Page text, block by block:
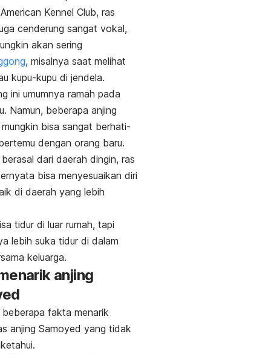
Kennel Club, ras
cenderung sangat vokal,
akan sering
, misalnya saat melihat
kupu-kupu di jendela.
ini umumnya ramah pada
Namun, beberapa anjing
bisa sangat berhati-
dengan orang baru.
dari daerah dingin, ras
bisa menyesuaikan diri
di daerah yang lebih
tidur di luar rumah, tapi
lebih suka tidur di dalam
keluarga.
anjing
beberapa fakta menarik
anjing Samoyed yang tidak